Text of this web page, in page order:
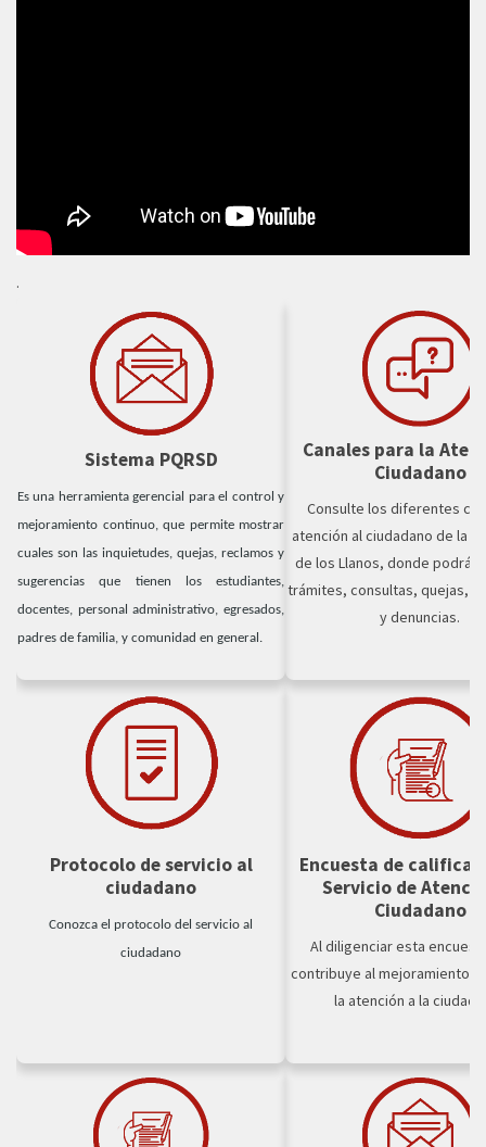
.
Sistema PQRSD
Es una herramienta gerencial para el control y
mejoramiento continuo, que permite mostrar
cuales son las inquietudes, quejas, reclamos y
sugerencias que tienen los estudiantes,
docentes, personal administrativo, egresados,
padres de familia, y comunidad en general.
Canales para la
Ciudadano
Consulte los diferentes
atención al ciudadano de la
de los Llanos, donde podrán
trámites, consultas, quejas,
y denuncias.
Protocolo de servicio al
ciudadano
Conozca el protocolo del servicio al
ciudadano
Encuesta de
Servicio de
Ciudadano
Al diligenciar esta
contribuye al mejoramiento
la atención a la